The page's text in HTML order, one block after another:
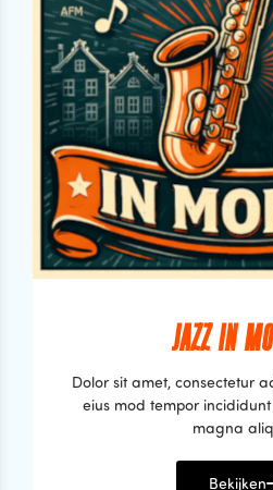
JAZZ IN
Dolor sit amet, consectetur
eius mod tempor
magna
Bekijken